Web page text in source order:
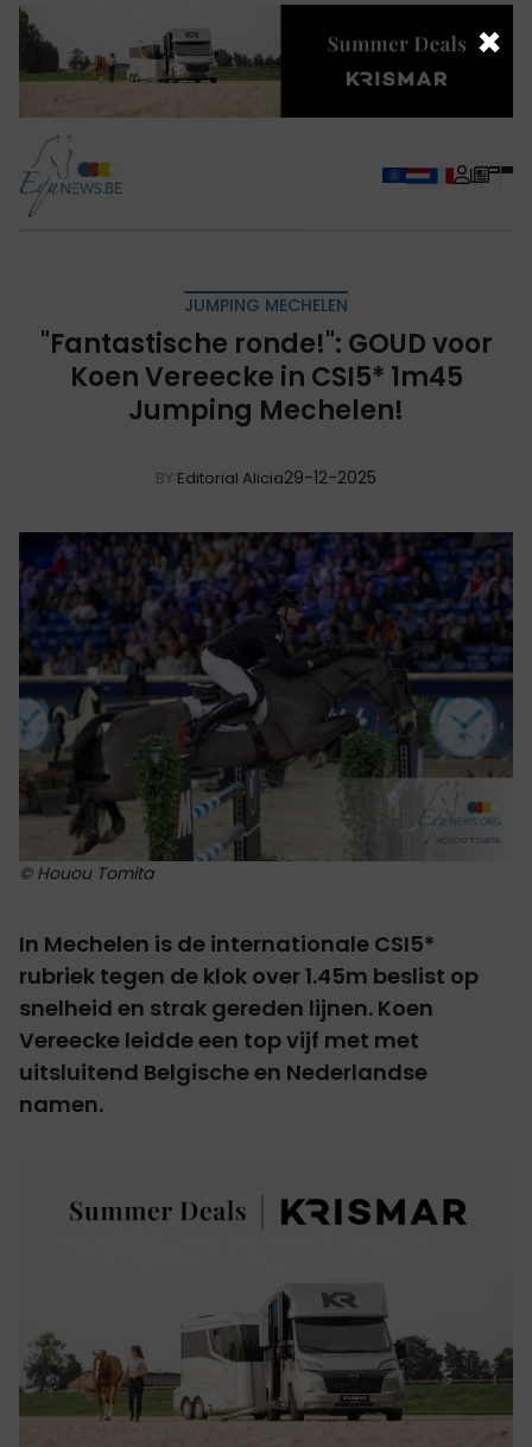
JUMPING MECHELEN
"Fantastische ronde!": GOUD voor
Koen Vereecke in CSI5* 1m45
Jumping Mechelen!
BY Editorial Alicia29-12-2025
© Houou Tomita
In Mechelen is de internationale CSI5*
rubriek tegen de klok over 1.45m beslist op
snelheid en strak gereden lijnen. Koen
Vereecke leidde een top vijf met met
uitsluitend Belgische en Nederlandse
namen.
×